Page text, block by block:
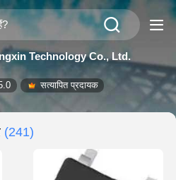
Technology Co., Ltd.
सत्यापित प्रदायक
(241)